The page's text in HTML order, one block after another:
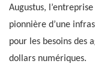
Augustus,
pionnière d’une
pour les besoins des
dollars numériques.